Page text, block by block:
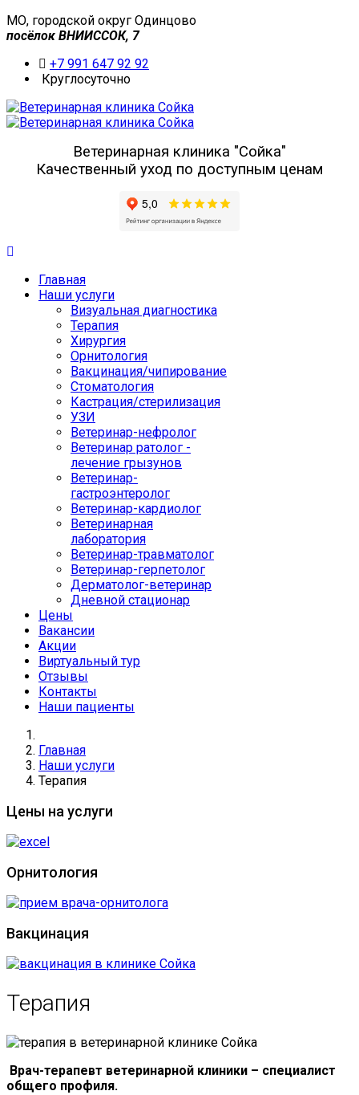
МО, городской округ Одинцово
посёлок ВНИИССОК, 7
+7 991 647 92 92
Круглосуточно
Ветеринарная клиника "Сойка"
Качественный уход по доступным ценам
Главная
Наши услуги
Визуальная диагностика
Терапия
Хирургия
Орнитология
Вакцинация/чипирование
Стоматология
Кастрация/стерилизация
УЗИ
Ветеринар-нефролог
Ветеринар ратолог -
лечение грызунов
Ветеринар-
гастроэнтеролог
Ветеринар-кардиолог
Ветеринарная
лаборатория
Ветеринар-травматолог
Ветеринар-герпетолог
Дерматолог-ветеринар
Дневной стационар
Цены
Вакансии
Акции
Виртуальный тур
Отзывы
Контакты
Наши пациенты
Главная
Наши услуги
Терапия
Цены на услуги
Орнитология
Вакцинация
Терапия
Врач-терапевт ветеринарной клиники – специалист
общего профиля.